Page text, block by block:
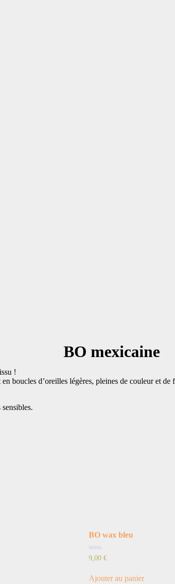
BO mexicaine
!
boucles d’oreilles légères, pleines de couleur et
BO wax bleu
Note
5
9,00 €
Ajouter au panier